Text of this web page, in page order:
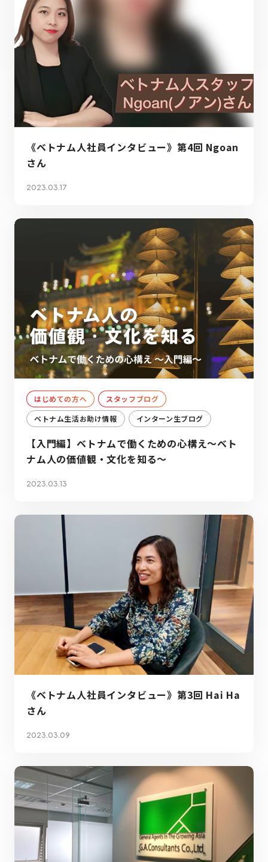
《ベトナム人社員インタビュー》第4回 Ngoan
さん
2023.03.17
はじめての方へ
スタッフブログ
ベトナム生活お助け情報
インターン生ブログ
【入門編】ベトナムで働くための心構え～ベト
ナム人の価値観・文化を知る～
2023.03.13
《ベトナム人社員インタビュー》第3回 Hai Ha
さん
2023.03.09